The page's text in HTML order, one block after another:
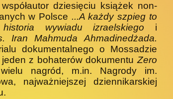
współautor dziesięciu książek non-
w Polsce ...A każ­dy szpieg to
wywiadu izraelskie­go i
Iran Mahmuda Ahmadinedżada.
dokumentalnego o Mossadzie
z bohaterów dokumentuZero
nagród, m.in. Nagrody im.
najważniejszej dziennikarskiej